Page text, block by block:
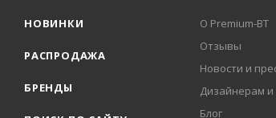
НОВИНКИ
РАСПРОДАЖА
БРЕНДЫ
О Premium-BT
Отзывы
Новости и
Дизайнерам
Блог